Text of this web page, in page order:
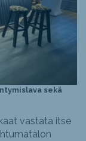
sekä
vastata itse